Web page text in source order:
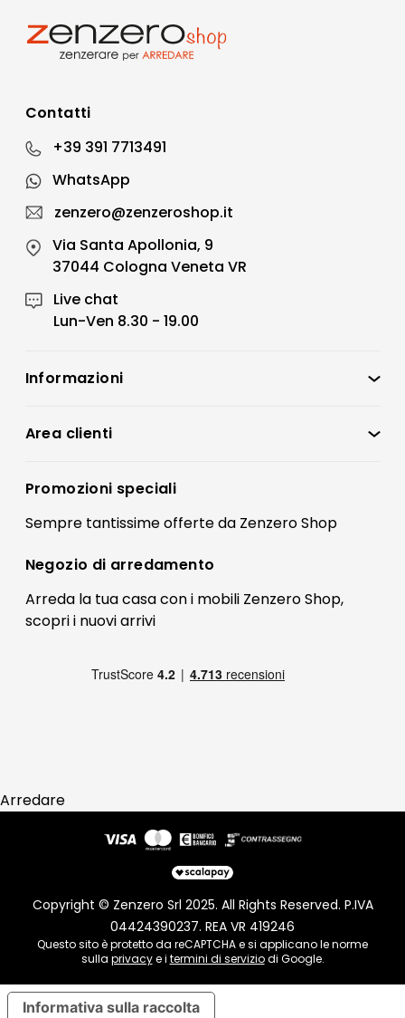
Contatti
+39 391 7713491
WhatsApp
zenzero@zenzeroshop.it
Via Santa Apollonia, 9
37044 Cologna Veneta VR
Live chat
Lun-Ven 8.30 - 19.00
Informazioni
Condizioni di vendita
Preferenze Cookies
Termini e condizioni
Contatti
FAQ
Pagamenti
Area clienti
Registrati
Il mio account
Promozioni speciali
Sempre tantissimeofferteda Zenzero Shop
Negozio di arredamento
Arreda la tua casa con i mobili Zenzero Shop,
scopri i nuovi arrivi
Arredare
Copyright © Zenzero Srl 2025. All Rights Reserved. P.IVA
04424390237. REA VR 419246
Questo sito è protetto da reCAPTCHA e si applicano le norme
sulla privacye i termini di serviziodi Google.
Informativa sulla raccolta